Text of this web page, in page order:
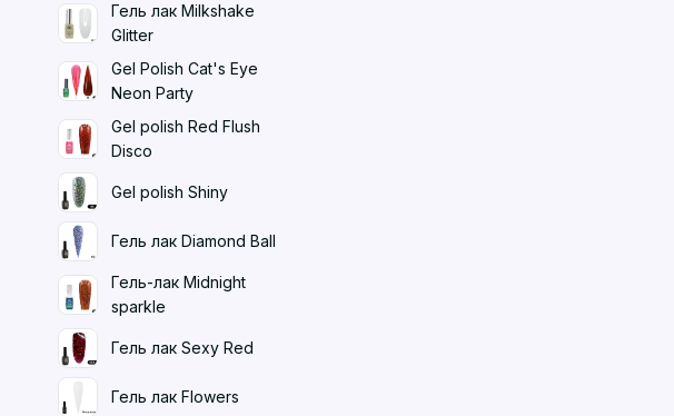
Гель лак Milkshake
Glitter
Gel Polish Cat's Eye
Neon Party
Gel polish Red Flush
Disco
Gel polish Shiny
Гель лак Diamond Ball
Гель-лак Midnight
sparkle
Гель лак Sexy Red
Гель лак Flowers